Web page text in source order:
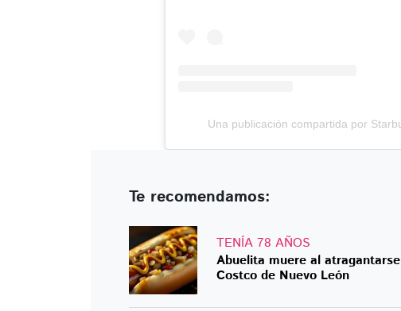
Una publicación compartida por
Te recomendamos:
TENÍA 78 AÑOS
Abuelita muere al
Costco de Nuevo León